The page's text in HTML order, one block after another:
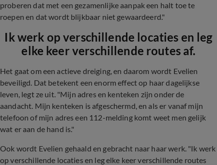
proberen dat met een gezamenlijke aanpak een halt toe te
roepen en dat wordt blijkbaar niet gewaardeerd."
Ik werk op verschillende locaties en leg
elke keer verschillende routes af.
Het gaat om een actieve dreiging, en daarom wordt Evelien
beveiligd. Dat betekent een enorm effect op haar dagelijkse
leven, legt ze uit. "Mijn adres en kenteken zijn onder de
aandacht. Mijn kenteken is afgeschermd, en als er vanaf mijn
telefoon of mijn adres een 112-melding komt weet men gelijk
wat er aan de hand is."
Ook wordt Evelien gehaald en gebracht naar haar werk. "Ik werk
op verschillende locaties en leg elke keer verschillende routes